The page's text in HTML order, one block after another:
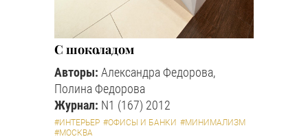
С шоколадом
Авторы: Александра Федорова,
Полина Федорова
Журнал: N1 (167) 2012
#ИНТЕРЬЕР #ОФИСЫ И БАНКИ #МИНИМАЛИЗМ
#МОСКВА